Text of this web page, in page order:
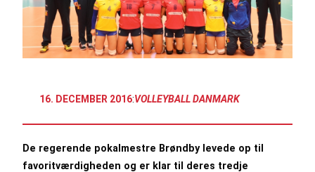
16. DECEMBER 2016:VOLLEYBALL DANMARK
De regerende pokalmestre Brøndby levede op til
favoritværdigheden og er klar til deres tredje